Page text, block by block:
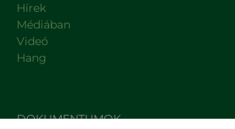
Hírek
Médiában
Videó
Hang
DOKUMENTUMOK